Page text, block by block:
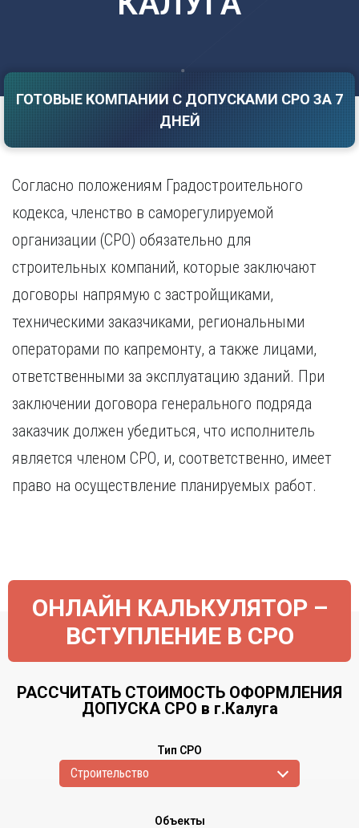
Иркутск
К
Калининград
Калуга
Кемерово
Краснодар
Красноярск
Курск
Л
Липецк
М
Магнитогорск
Набережные Челны
Нижний Новгород
Нижний Тагил
Новокузнецк
Новосибирск
Саратов
Смоленск
Сочи
Ставрополь
Тверь
Томск
Тула
У
Ульяновск
Уфа
Х
Хабаровск
Ч
Чебоксары
Череповец
ГОТОВЫЕ КОМПАНИИ С ДОПУСКАМИ СРО ЗА 7
ДНЕЙ
Согласно положениям Градостроительного
кодекса, членство в саморегулируемой
организации (СРО) обязательно для
строительных компаний, которые заключают
договоры напрямую с застройщиками,
техническими заказчиками, региональными
операторами по капремонту, а также лицами,
ответственными за эксплуатацию зданий. При
заключении договора генерального подряда
заказчик должен убедиться, что исполнитель
является членом СРО, и, соответственно, имеет
право на осуществление планируемых работ.
ОНЛАЙН КАЛЬКУЛЯТОР –
ВСТУПЛЕНИЕ В СРО
РАССЧИТАТЬ СТОИМОСТЬ ОФОРМЛЕНИЯ
ДОПУСКА СРО в г.Калуга
Тип СРО
Cтроительство
Объекты